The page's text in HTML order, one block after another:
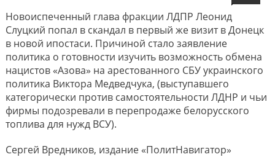
Новоиспеченный глава фракции ЛДПР Леонид
Слуцкий попал в скандал в первый же визит в Донецк
в новой ипостаси. Причиной стало заявление
политика о готовности изучить возможность обмена
нацистов «Азова» на арестованного СБУ украинского
политика Виктора Медведчука, (выступавшего
категорически против самостоятельности ЛДНР и чьи
фирмы подозревали в перепродаже белорусского
топлива для нужд ВСУ).
Сергей Вредников, издание «ПолитНавигатор»